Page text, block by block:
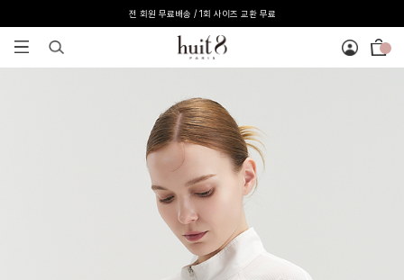
[온라인 익스클루시브] 온라인 회원 단독 40%